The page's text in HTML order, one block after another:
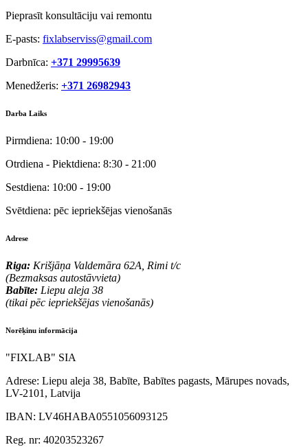
Pieprasīt konsultāciju vai remontu
E-pasts: fixlabserviss@gmail.com
Darbnīca: +371 29995639
Menedžeris: +371 26982943
Darba Laiks
Pirmdiena: 10:00 - 19:00
Otrdiena - Piektdiena: 8:30 - 21:00
Sestdiena: 10:00 - 19:00
Svētdiena: pēc iepriekšējas vienošanās
Adrese
Riga: Krišjāņa Valdemāra 62A, Rimi t/c
(Bezmaksas autostāvvieta)
Babīte: Liepu aleja 38
(tikai pēc iepriekšējas vienošanās)
Norēķinu informācija
"FIXLAB" SIA
Adrese: Liepu aleja 38, Babīte, Babītes pagasts, Mārupes novads,
LV-2101, Latvija
IBAN: LV46HABA0551056093125
Reg. nr: 40203523267